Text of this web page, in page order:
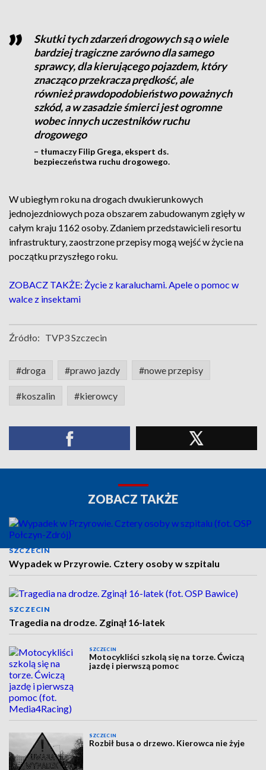
Skutki tych zdarzeń drogowych są o wiele
bardziej tragiczne zarówno dla samego
sprawcy, dla kierującego pojazdem, który
znacząco przekracza prędkość, ale
również prawdopodobieństwo poważnych
szkód, a w zasadzie śmierci jest ogromne
wobec innych uczestników ruchu
drogowego
– tłumaczy Filip Grega, ekspert ds.
bezpieczeństwa ruchu drogowego.
W ubiegłym roku na drogach dwukierunkowych
jednojezdniowych poza obszarem zabudowanym zgięły w
całym kraju 1162 osoby. Zdaniem przedstawicieli resortu
infrastruktury, zaostrzone przepisy mogą wejść w życie na
początku przyszłego roku.
ZOBACZ TAKŻE: Życie z karaluchami. Apele o pomoc w
walce z insektami
Źródło: TVP3 Szczecin
#droga #prawo jazdy #nowe przepisy
#koszalin #kierowcy
ZOBACZ TAKŻE
SZCZECIN
Wypadek w Przyrowie. Cztery osoby w szpitalu
SZCZECIN
Tragedia na drodze. Zginął 16-latek
SZCZECIN
Motocykliści szkolą się na torze. Ćwiczą
jazdę i pierwszą pomoc
SZCZECIN
Rozbił busa o drzewo. Kierowca nie żyje